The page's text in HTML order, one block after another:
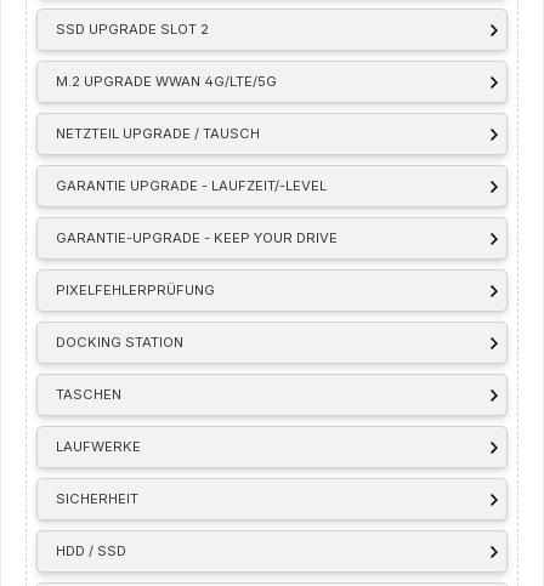
SSD UPGRADE SLOT 2
M.2 UPGRADE WWAN 4G/LTE/5G
NETZTEIL UPGRADE / TAUSCH
GARANTIE UPGRADE - LAUFZEIT/-LEVEL
GARANTIE-UPGRADE - KEEP YOUR DRIVE
PIXELFEHLERPRÜFUNG
DOCKING STATION
TASCHEN
LAUFWERKE
SICHERHEIT
HDD / SSD